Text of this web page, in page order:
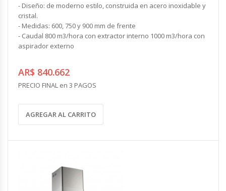
- Diseño: de moderno estilo, construida en acero inoxidable y
cristal.
- Medidas: 600, 750 y 900 mm de frente
- Caudal 800 m3/hora con extractor interno 1000 m3/hora con
aspirador externo
AR$ 840.662
PRECIO FINAL en 3 PAGOS
AGREGAR AL CARRITO